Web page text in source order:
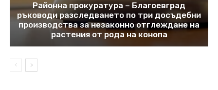
Районна прокуратура – Благоевград
ръководи разследването по три досъдебни
производства за незаконно отглеждане на
растения от рода на конопа